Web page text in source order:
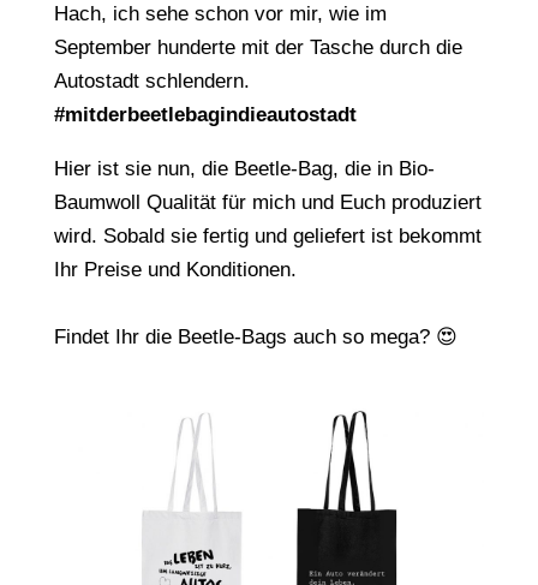
Hach, ich sehe schon vor mir, wie im
September hunderte mit der Tasche durch die
Autostadt schlendern.
#mitderbeetlebagindieautostadt
Hier ist sie nun, die Beetle-Bag, die in Bio-
Baumwoll Qualität für mich und Euch produziert
wird. Sobald sie fertig und geliefert ist bekommt
Ihr Preise und Konditionen.
Findet Ihr die Beetle-Bags auch so mega? 😍